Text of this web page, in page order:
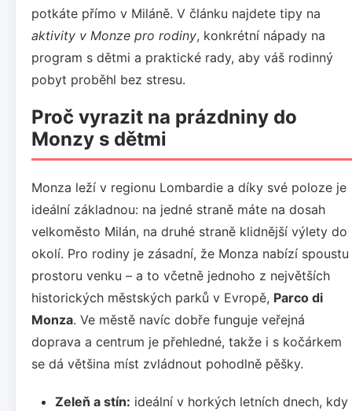
potkáte přímo v Miláně. V článku najdete tipy na
aktivity v Monze pro rodiny, konkrétní nápady na
program s dětmi a praktické rady, aby váš rodinný
pobyt proběhl bez stresu.
Proč vyrazit na prázdniny do
Monzy s dětmi
Monza leží v regionu Lombardie a díky své poloze je
ideální základnou: na jedné straně máte na dosah
velkoměsto Milán, na druhé straně klidnější výlety do
okolí. Pro rodiny je zásadní, že Monza nabízí spoustu
prostoru venku – a to včetně jednoho z největších
historických městských parků v Evropě, Parco di
Monza. Ve městě navíc dobře funguje veřejná
doprava a centrum je přehledné, takže i s kočárkem
se dá většina míst zvládnout pohodlně pěšky.
Zeleň a stín: ideální v horkých letních dnech, kdy